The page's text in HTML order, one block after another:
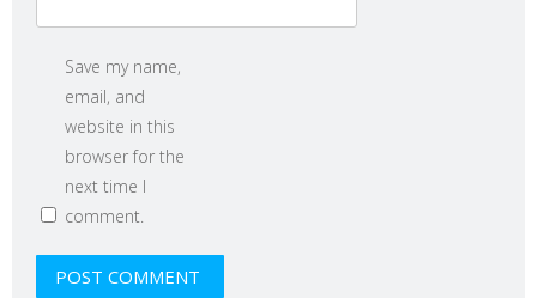
Save my name,
email, and
website in this
browser for the
next time I
comment.